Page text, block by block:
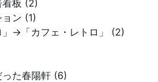
看板 (2)
ョン (1)
」→「カフェ・レトロ」 (2)
った春陽軒 (6)